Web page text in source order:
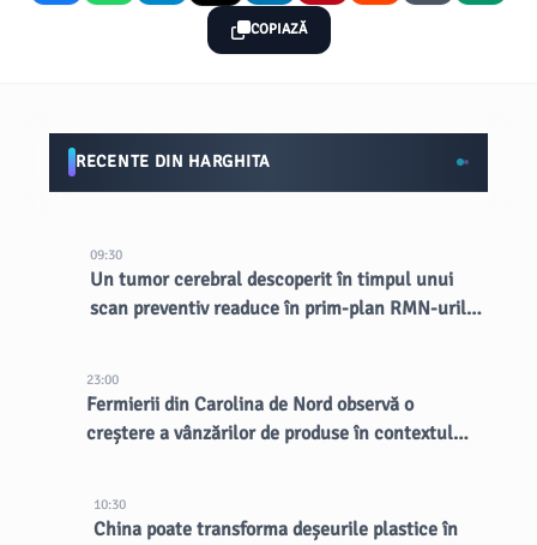
COPIAZĂ
RECENTE DIN HARGHITA
09:30
Un tumor cerebral descoperit în timpul unui
scan preventiv readuce în prim-plan RMN-urile
23:00
Fermierii din Carolina de Nord observă o
creștere a vânzărilor de produse în contextul
10:30
China poate transforma deșeurile plastice în